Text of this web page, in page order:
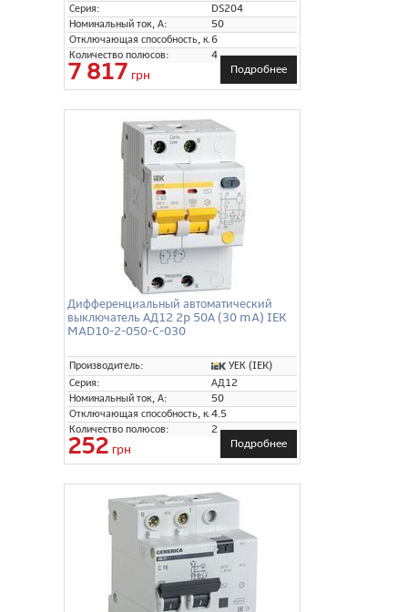
Серия:
DS204
Номинальный ток, А:
50
Отключающая способность, кА:
6
Количество полюсов:
4
7 817 грн Подробнее
Дифференциальный автоматический
выключатель АД12 2p 50А (30 mA) IEK
MAD10-2-050-C-030
Производитель:
УЕК (IEK)
Серия:
АД12
Номинальный ток, А:
50
Отключающая способность, кА:4.5
Количество полюсов:
2
252 грн Подробнее